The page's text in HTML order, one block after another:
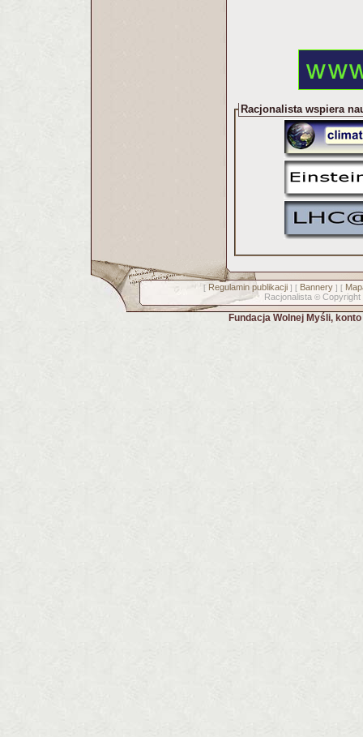
Racjonalista wspiera
[ Regulamin publikacji] [ Bannery] [
Racjonalista © Copyright
Fundacja Wolnej Myśli,